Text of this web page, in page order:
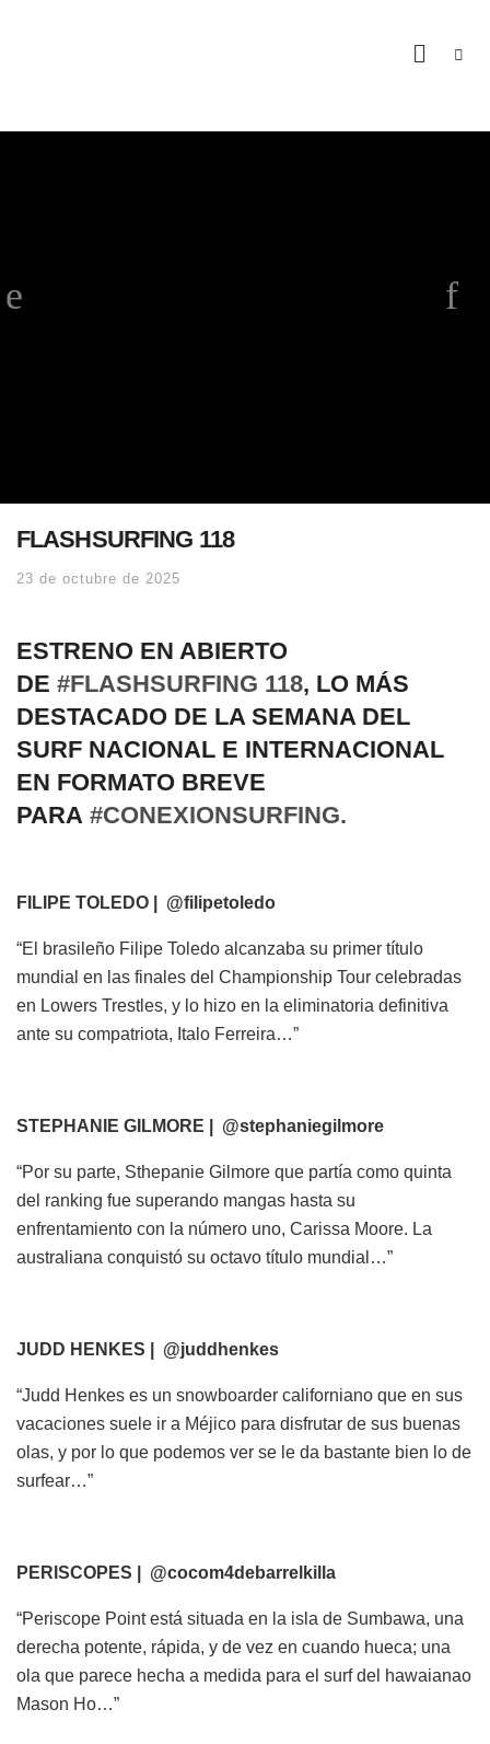
FLASHSURFING 118
23 de octubre de 2025
ESTRENO EN ABIERTO
DE #FLASHSURFING 118, LO MÁS
DESTACADO DE LA SEMANA DEL
SURF NACIONAL E INTERNACIONAL
EN FORMATO BREVE
PARA #CONEXIONSURFING.
FILIPE TOLEDO | @filipetoledo
“El brasileño Filipe Toledo alcanzaba su primer título
mundial en las finales del Championship Tour celebradas
en Lowers Trestles, y lo hizo en la eliminatoria definitiva
ante su compatriota, Italo Ferreira…”
STEPHANIE GILMORE | @stephaniegilmore
“Por su parte, Sthepanie Gilmore que partía como quinta
del ranking fue superando mangas hasta su
enfrentamiento con la número uno, Carissa Moore. La
australiana conquistó su octavo título mundial…”
JUDD HENKES | @juddhenkes
“Judd Henkes es un snowboarder californiano que en sus
vacaciones suele ir a Méjico para disfrutar de sus buenas
olas, y por lo que podemos ver se le da bastante bien lo de
surfear…”
PERISCOPES | @cocom4debarrelkilla
“Periscope Point está situada en la isla de Sumbawa, una
derecha potente, rápida, y de vez en cuando hueca; una
ola que parece hecha a medida para el surf del hawaianao
Mason Ho…”